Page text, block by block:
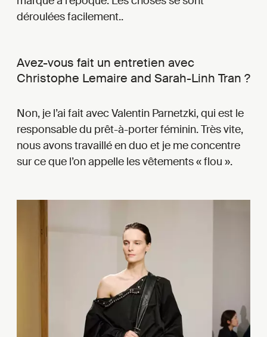
déroulées facilement..
Avez-vous fait un entretien avec
Christophe Lemaire and Sarah-Linh Tran ?
Non, je l’ai fait avec Valentin Parnetzki, qui est le
responsable du prêt-à-porter féminin. Très vite,
nous avons travaillé en duo et je me concentre
sur ce que l’on appelle les vêtements « flou ».